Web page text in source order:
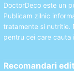
DoctorDeco este un
Publicam zilnic
tratamente si nutritie.
pentru cei care cauta
Recomandari